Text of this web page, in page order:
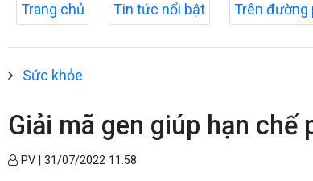
Trang chủ Tin tức nổi bật Trên đường
Sức khỏe
Giải mã gen giúp hạn
PV | 31/07/2022 11:58